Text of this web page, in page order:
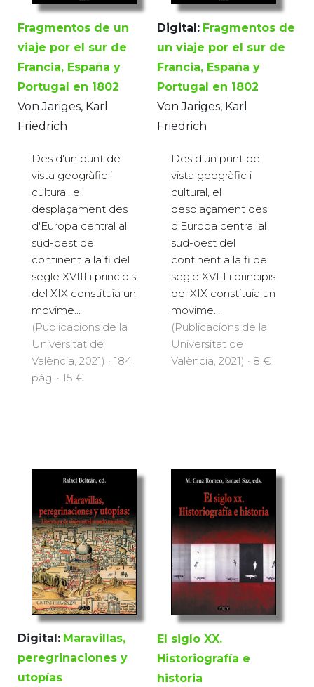
Fragmentos de un
viaje por el sur de
Francia, España y
Portugal en 1802
Von Jariges, Karl
Friedrich
Des d'un punt de
vista geogràfic i
cultural, el
desplaçament des
d'Europa central al
sud-oest del
continent a la fi del
segle XVIII i principis
del XIX constituïa un
movime...
(Publicacions de la
Universitat de
València, 2021) · 184
pàg. · 15 €
Digital: Fragmentos de
un viaje por el sur de
Francia, España y
Portugal en 1802
Von Jariges, Karl
Friedrich
Des d'un punt de
vista geogràfic i
cultural, el
desplaçament des
d'Europa central al
sud-oest del
continent a la fi del
segle XVIII i principis
del XIX constituïa un
movime...
(Publicacions de la
Universitat de
València, 2021) · 8 €
Digital: Maravillas,
peregrinaciones y
utopías
El siglo XX.
Historiografía e
historia